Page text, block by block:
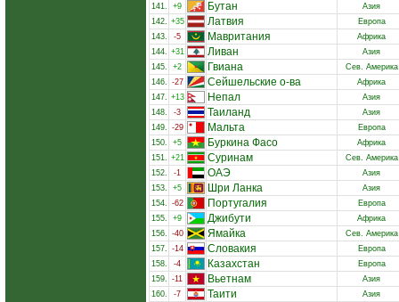
141. +9 Бутан
Азия
142. +35 Латвия
Европа
143.
-5 Мавритания
Африка
144. +31 Ливан
Азия
145.
+2 Гвиана
Сев. Америка
146. -27 Сейшельские о-ва
Африка
147. +13 Непал
Азия
148.
-3 Таиланд
Азия
149. -29 Мальта
Европа
150.
+5 Буркина Фасо
Африка
151. +21 Суринам
Сев. Америка
152.
-1 ОАЭ
Азия
153.
+5 Шри Ланка
Азия
154. -62 Португалия
Европа
155.
+9 Джибути
Африка
156. -40 Ямайка
Сев. Америка
157. -14 Словакия
Европа
158.
-4 Казахстан
Европа
159. -11 Вьетнам
Азия
160.
-7 Таити
Азия